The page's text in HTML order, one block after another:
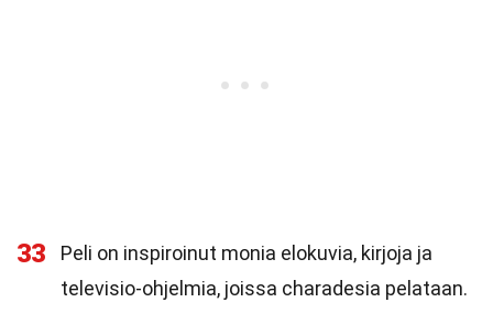
33
Peli on inspiroinut monia elokuvia, kirjoja ja
televisio-ohjelmia, joissa charadesia pelataan.